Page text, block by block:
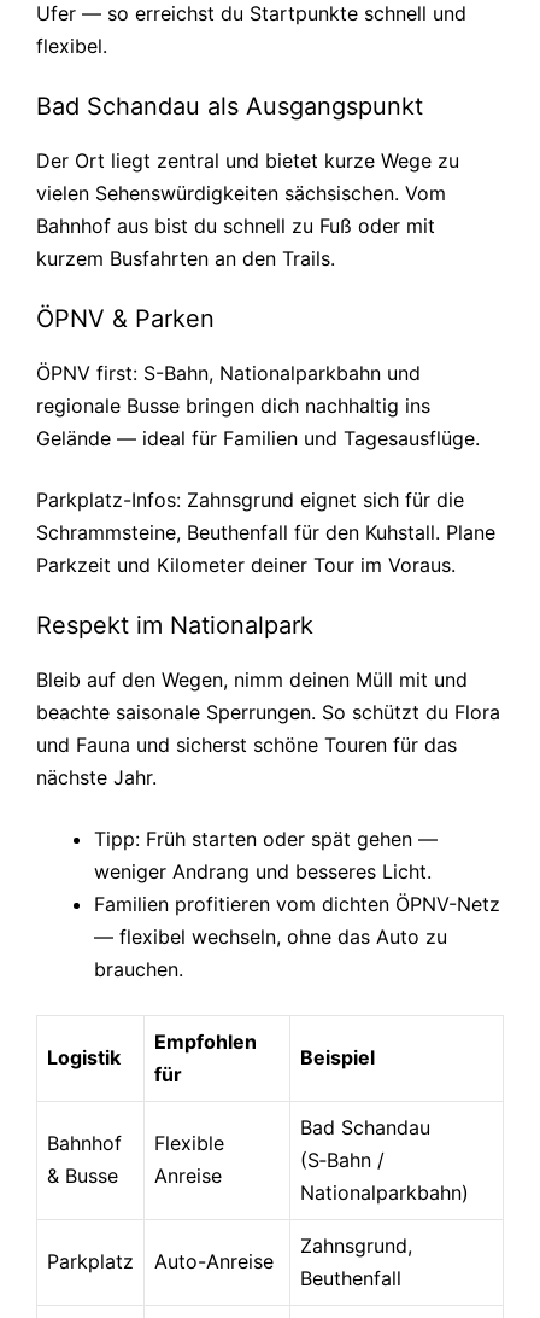
Ufer — so erreichst du Startpunkte schnell und
flexibel.
Bad Schandau als Ausgangspunkt
Der Ort liegt zentral und bietet kurze Wege zu
vielen Sehenswürdigkeiten sächsischen. Vom
Bahnhof aus bist du schnell zu Fuß oder mit
kurzem Busfahrten an den Trails.
ÖPNV & Parken
ÖPNV first: S-Bahn, Nationalparkbahn und
regionale Busse bringen dich nachhaltig ins
Gelände — ideal für Familien und Tagesausflüge.
Parkplatz-Infos: Zahnsgrund eignet sich für die
Schrammsteine, Beuthenfall für den Kuhstall. Plane
Parkzeit und Kilometer deiner Tour im Voraus.
Respekt im Nationalpark
Bleib auf den Wegen, nimm deinen Müll mit und
beachte saisonale Sperrungen. So schützt du Flora
und Fauna und sicherst schöne Touren für das
nächste Jahr.
Tipp: Früh starten oder spät gehen —
weniger Andrang und besseres Licht.
Familien profitieren vom dichten ÖPNV-Netz
— flexibel wechseln, ohne das Auto zu
brauchen.
Logistik
Empfohlen
für
Beispiel
Bahnhof
& Busse
Flexible
Anreise
Bad Schandau
(S‑Bahn /
Nationalparkbahn)
Parkplatz Auto-Anreise
Zahnsgrund,
Beuthenfall